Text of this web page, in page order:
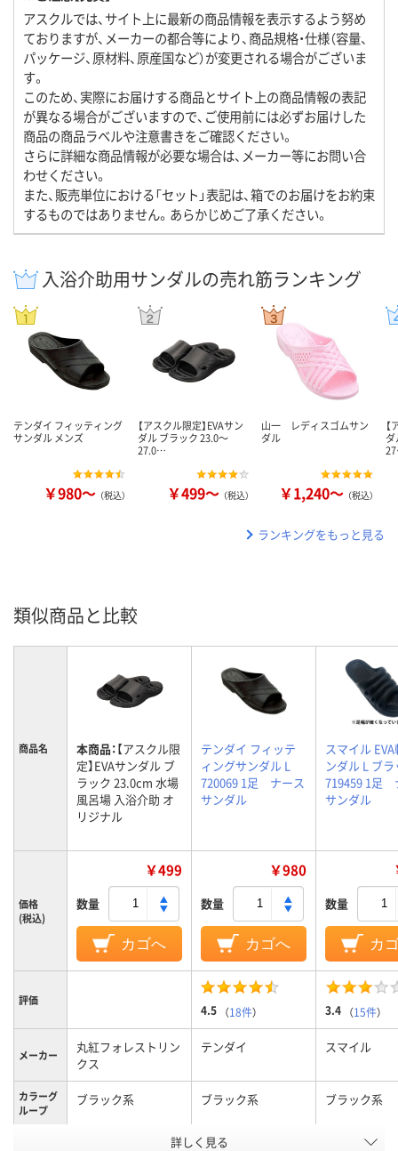
アスクルでは、サイト上に最新の商品情報を表示するよう努め
ておりますが、メーカーの都合等により、商品規格・仕様（容量、
パッケージ、原材料、原産国など）が変更される場合がございま
す。
このため、実際にお届けする商品とサイト上の商品情報の表記
が異なる場合がございますので、ご使用前には必ずお届けした
商品の商品ラベルや注意書きをご確認ください。
さらに詳細な商品情報が必要な場合は、メーカー等にお問い合
わせください。
また、販売単位における「セット」表記は、箱でのお届けをお約束
するものではありません。あらかじめご了承ください。
入浴介助用サンダルの売れ筋ランキング
テンダイ フィッティング
サンダル メンズ
￥980～ （税込）
【アスクル限定】EVAサン
ダル ブラック 23.0～
27.0…
￥499～ （税込）
山一 レディスゴムサン
ダル
￥1,240～ （税込）
ランキングをもっと見る
類似商品と比較
商品名 本商品：【アスクル限
定】EVAサンダル ブ
ラック 23.0cm 水場
風呂場 入浴介助 オ
リジナル
テンダイ フィッテ
ィングサンダル L
720069 1足 ナース
サンダル
スマイル
ンダル L ブ
719459 1足
サンダル
価格
(税込)
￥499
数量
カゴへ
￥980
数量
カゴへ
数量
カ
評価
4.5 （18件） 3.4 （15件）
メーカー
丸紅フォレストリン
クス
テンダイ スマイル
カラーグ
ループ
ブラック系 ブラック系 ブラック系
L (25.5～26.5cm) L （25.5～
詳しく見る